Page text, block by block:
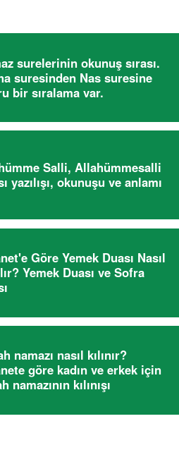
surelerinin okunuş sırası.
suresinden Nas suresine
bir sıralama var.
Salli, Allahümmesalli
yazılışı, okunuşu ve anlamı
Göre Yemek Duası Nasıl
Yemek Duası ve Sofra
namazı nasıl kılınır?
göre kadın ve erkek için
namazının kılınışı